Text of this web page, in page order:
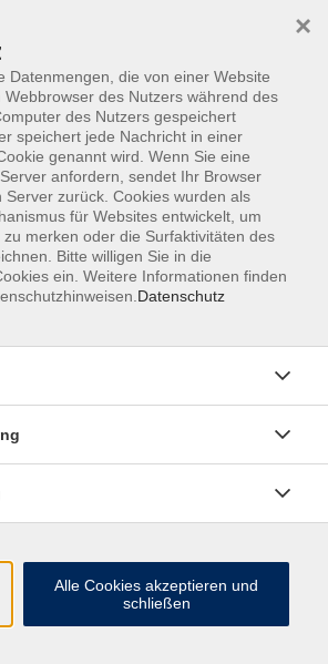
gefunden werden.
Datenmengen, die von einer Website
des Nutzers während des
des Nutzers gespeichert
speichert jede Nachricht in einer
genannt wird. Wenn Sie eine
anfordern, sendet Ihr Browser
Server zurück. Cookies wurden als
für Websites entwickelt, um
merken oder die Surfaktivitäten des
Bitte willigen Sie in die
ein. Weitere Informationen finden
Datenschutz
×
Alle Cookies akzeptieren und
schließen